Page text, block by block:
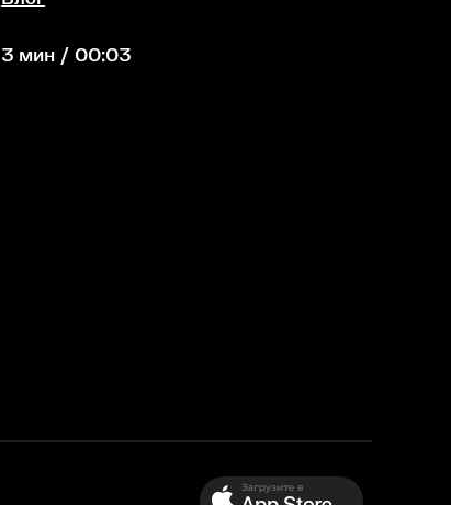
3 мин / 00:03